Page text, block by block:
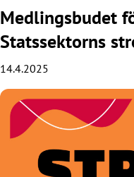
Medlingsbudet
Statssektorns
14.4.2025